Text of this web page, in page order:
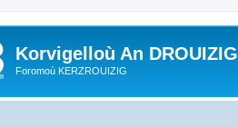
Korvigelloù An DROUIZIG
Foromoù KERZROUIZIG